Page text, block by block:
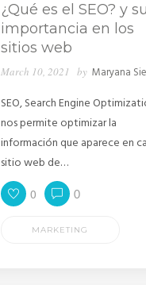
¿Qué es el SEO? y su
importancia en los
sitios web
March 10, 2021 by Maryana
SEO, Search Engine
nos permite optimizar la
información que aparece en
sitio web de…
0 0
MARKETING